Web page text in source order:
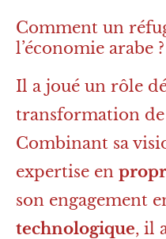
Comment un
l’économie arabe ?
Il a joué un rôle
transformation de
Combinant sa
expertise en
son engagement
technologique, il